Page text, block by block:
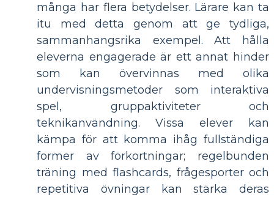
många har flera betydelser. Lärare kan ta
itu med detta genom att ge tydliga,
sammanhangsrika exempel. Att hålla
eleverna engagerade är ett annat hinder
som kan övervinnas med olika
undervisningsmetoder som interaktiva
spel, gruppaktiviteter och
teknikanvändning. Vissa elever kan
kämpa för att komma ihåg fullständiga
former av förkortningar; regelbunden
träning med flashcards, frågesporter och
repetitiva övningar kan stärka deras